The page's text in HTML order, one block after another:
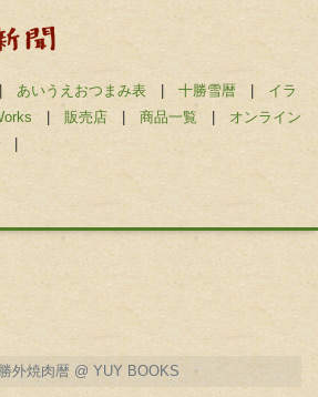
あいうえおつまみ表 | 十勝雪暦 | イラ
| 販売店 | 商品一覧 | オンライン
|
外焼肉暦 @ YUY BOOKS